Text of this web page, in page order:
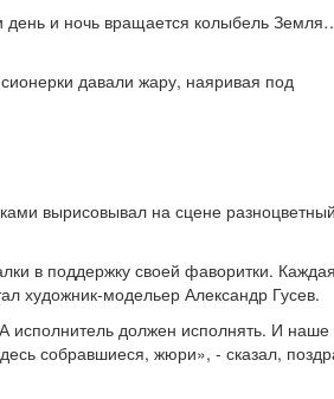
день и ночь вращается колыбель
давали жару, наяривая под
вырисовывал на сцене
в поддержку своей фаворитки.
художник-модельер Александр Гусев.
исполнитель должен исполнять. И
собравшиеся, жюри», - сказал,